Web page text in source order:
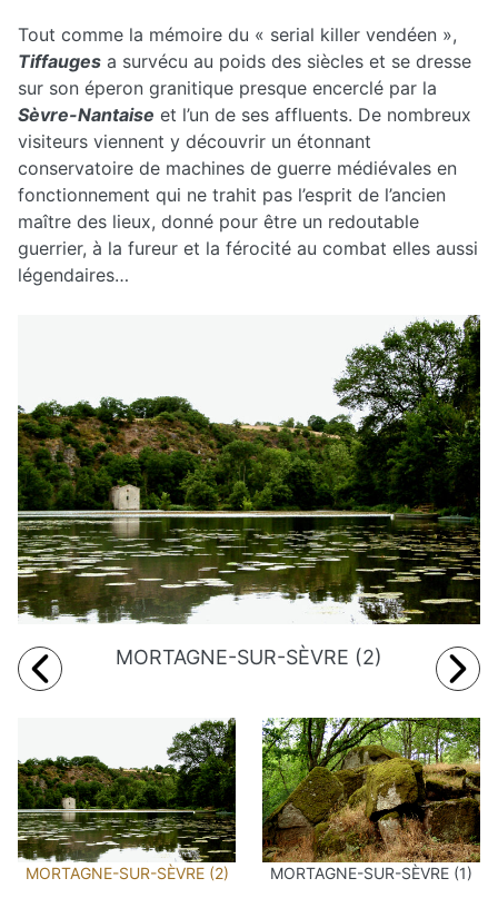
Tout comme la mémoire du « serial killer vendéen »,
Tiffauges a survécu au poids des siècles et se dresse
sur son éperon granitique presque encerclé par la
Sèvre-Nantaise et l’un de ses affluents. De nombreux
visiteurs viennent y découvrir un étonnant
conservatoire de machines de guerre médiévales en
fonctionnement qui ne trahit pas l’esprit de l’ancien
maître des lieux, donné pour être un redoutable
guerrier, à la fureur et la férocité au combat elles aussi
légendaires…
MORTAGNE-SUR-SÈVRE (2)
MORTAGNE-SUR-SÈVRE (2) MORTAGNE-SUR-SÈVRE (1)